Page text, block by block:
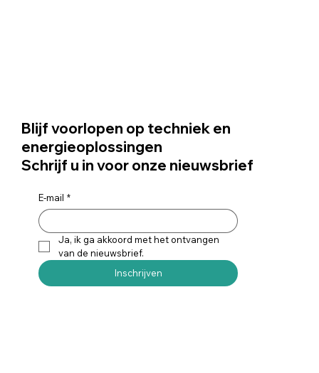
Blijf voorlopen op techniek en
energieoplossingen
Schrijf u in voor onze nieuwsbrief
E-mail *
Ja, ik ga akkoord met het ontvangen
van de nieuwsbrief.
Inschrijven